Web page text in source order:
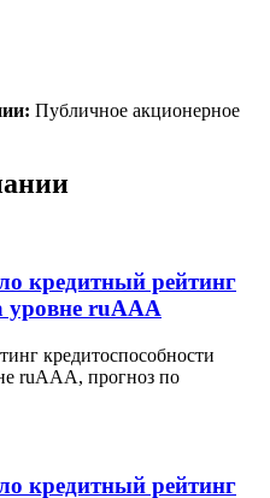
Публичное акционерное
кредитный рейтинг
уровне ruAАА
кредитоспособности
ruAАА, прогноз по
кредитный рейтинг